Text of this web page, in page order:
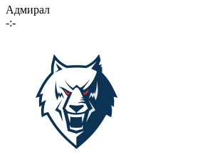
Адмирал
-:-